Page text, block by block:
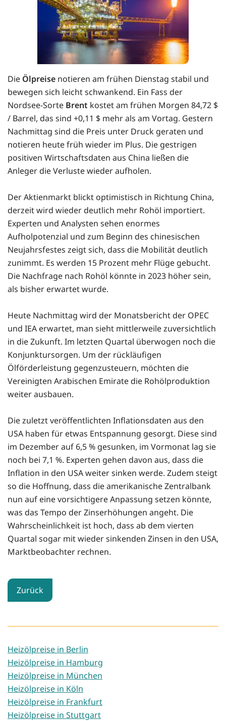
Die Ölpreise notieren am frühen Dienstag stabil und
bewegen sich leicht schwankend. Ein Fass der
Nordsee-Sorte Brent kostet am frühen Morgen 84,72 $
/ Barrel, das sind +0,11 $ mehr als am Vortag. Gestern
Nachmittag sind die Preis unter Druck geraten und
notieren heute früh wieder im Plus. Die gestrigen
positiven Wirtschaftsdaten aus China ließen die
Anleger die Verluste wieder aufholen.
Der Aktienmarkt blickt optimistisch in Richtung China,
derzeit wird wieder deutlich mehr Rohöl importiert.
Experten und Analysten sehen enormes
Aufholpotenzial und zum Beginn des chinesischen
Neujahrsfestes zeigt sich, dass die Mobilität deutlich
zunimmt. Es werden 15 Prozent mehr Flüge gebucht.
Die Nachfrage nach Rohöl könnte in 2023 höher sein,
als bisher erwartet wurde.
Heute Nachmittag wird der Monatsbericht der OPEC
und IEA erwartet, man sieht mittlerweile zuversichtlich
in die Zukunft. Im letzten Quartal überwogen noch die
Konjunktursorgen. Um der rückläufigen
Ölförderleistung gegenzusteuern, möchten die
Vereinigten Arabischen Emirate die Rohölproduktion
weiter ausbauen.
Die zuletzt veröffentlichten Inflationsdaten aus den
USA haben für etwas Entspannung gesorgt. Diese sind
im Dezember auf 6,5 % gesunken, im Vormonat lag sie
noch bei 7,1 %. Experten gehen davon aus, dass die
Inflation in den USA weiter sinken werde. Zudem steigt
so die Hoffnung, dass die amerikanische Zentralbank
nun auf eine vorsichtigere Anpassung setzen könnte,
was das Tempo der Zinserhöhungen angeht. Die
Wahrscheinlichkeit ist hoch, dass ab dem vierten
Quartal sogar mit wieder sinkenden Zinsen in den USA,
Marktbeobachter rechnen.
Zurück
Heizölpreise in Berlin
Heizölpreise in Hamburg
Heizölpreise in München
Heizölpreise in Köln
Heizölpreise in Frankfurt
Heizölpreise in Stuttgart